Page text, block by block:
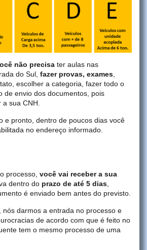
não precisa ter aulas nas
do Sul, fazer provas, exames,
escolher a categoria, fazer todo o
de envio dos documentos, pois
a sua CNH.
e pronto, dentro de poucos dias você
no endereço informado.
processo, você vai receber a sua
dentro do prazo de até 5 dias,
é enviado bem antes do previsto.
nós darmos a entrada no processo e
de acordo com que é feito no
tem o mesmo processo de uma